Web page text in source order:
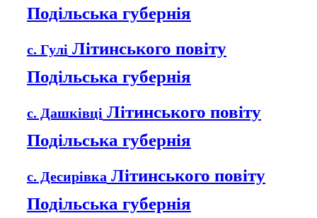
Подільська губернія
с. Гулі Літинського повіту
Подільська губернія
с. Дашківці Літинського повіту
Подільська губернія
с. Десирівка Літинського повіту
Подільська губернія